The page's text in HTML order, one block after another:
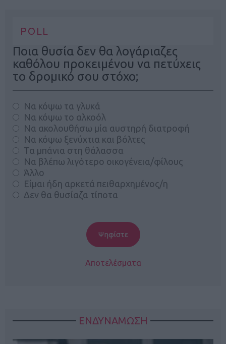
POLL
Ποια θυσία δεν θα λογάριαζες
καθόλου προκειμένου να πετύχεις
το δρομικό σου στόχο;
Να κόψω τα γλυκά
Να κόψω το αλκοόλ
Να ακολουθήσω μία αυστηρή διατροφή
Να κόψω ξενύχτια και βόλτες
Τα μπάνια στη θάλασσα
Να βλέπω λιγότερο οικογένεια/φίλους
Άλλο
Είμαι ήδη αρκετά πειθαρχημένος/η
Δεν θα θυσίαζα τίποτα
Αποτελέσματα
ΕΝΔΥΝΑΜΩΣΗ